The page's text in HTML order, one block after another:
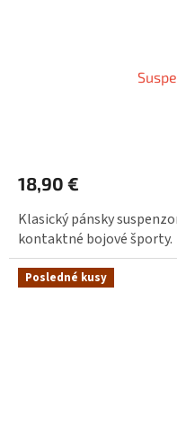
18,90 €
Klasický pánsky
kontaktné bojové športy.
Posledné kusy